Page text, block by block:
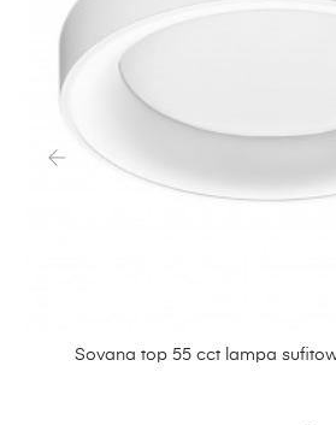
Sovana top 55 cct lampa